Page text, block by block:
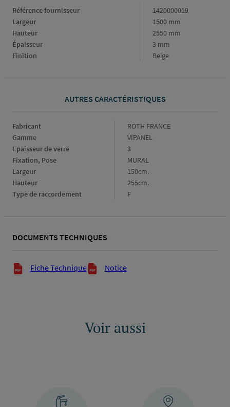
Caractéristiques
Référence fournisseur
1420000019
Largeur
1500 mm
Hauteur
2550 mm
Épaisseur
3 mm
Finition
Beige
AUTRES CARACTÉRISTIQUES
Fabricant Fabricant
ROTH FRANCE
Gamme
Gamme
VIPANEL
Epaisseur de verre
Epaisseur
de
verre
3
Fixation, Pose
Fixation,
Pose
MURAL
Largeur
Largeur
150cm.
Hauteur
Hauteur
255cm.
Type de raccordement
Type
F
DOCUMENTS TECHNIQUES
Documents techniques
Fiche Technique Notice
Voir aussi